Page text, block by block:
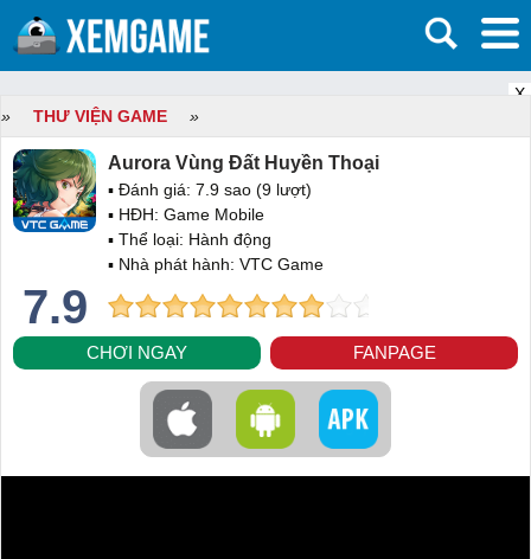
X
»
THƯ VIỆN GAME »
Aurora Vùng Đất Huyền Thoại
▪ Đánh giá: 7.9 sao (9 lượt)
▪ HĐH: Game Mobile
▪ Thể loại: Hành động
▪ Nhà phát hành: VTC Game
7.9
CHƠI NGAY FANPAGE